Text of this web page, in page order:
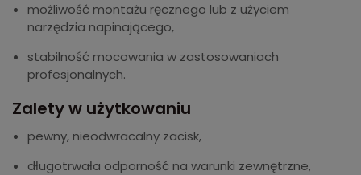
możliwość montażu ręcznego lub z użyciem
narzędzia napinającego,
stabilność mocowania w zastosowaniach
profesjonalnych.
Zalety w użytkowaniu
pewny, nieodwracalny zacisk,
długotrwała odporność na warunki zewnętrzne,